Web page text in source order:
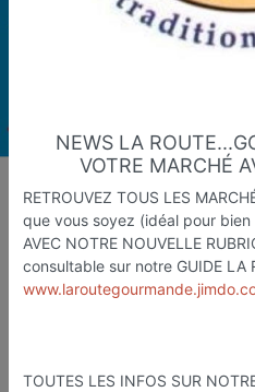
La
Etapes
Avignon
NEWS LA
VOTRE MARCHÉ
RETROUVEZ TOUS LES
que vous soyez (idéal pour
AVEC NOTRE NOUVELLE
consultable sur notre GUIDE LA
TOUTES LES INFOS SUR